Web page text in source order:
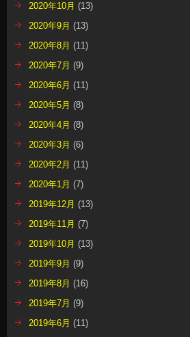
2020年10月 (13)
2020年9月 (13)
2020年8月 (11)
2020年7月 (9)
2020年6月 (11)
2020年5月 (8)
2020年4月 (8)
2020年3月 (6)
2020年2月 (11)
2020年1月 (7)
2019年12月 (13)
2019年11月 (7)
2019年10月 (13)
2019年9月 (9)
2019年8月 (16)
2019年7月 (9)
2019年6月 (11)